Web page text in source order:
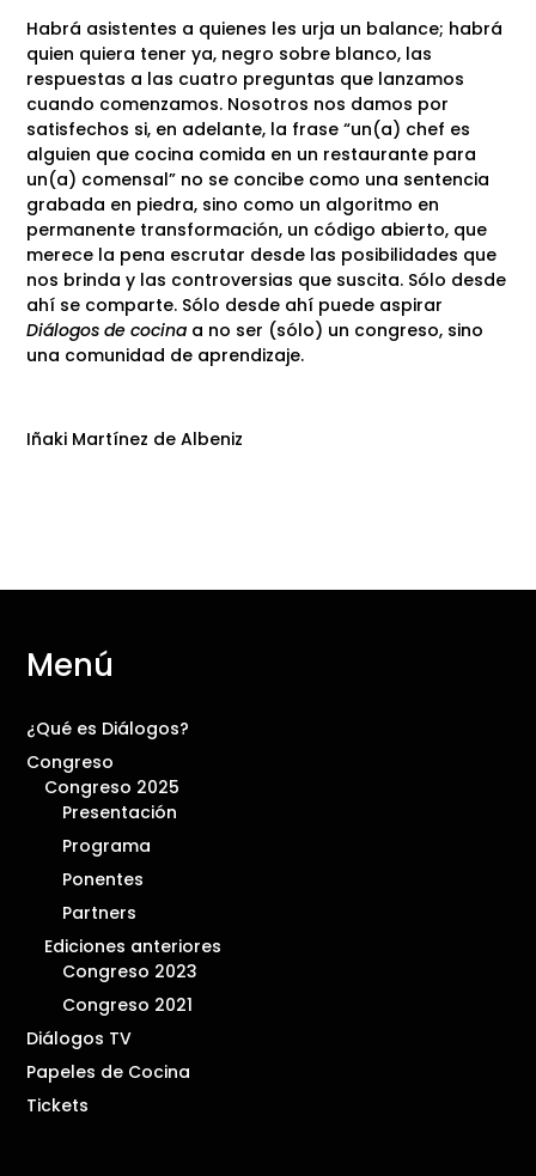
Habrá asistentes a quienes les urja un balance; habrá
quien quiera tener ya, negro sobre blanco, las
respuestas a las cuatro preguntas que lanzamos
cuando comenzamos. Nosotros nos damos por
satisfechos si, en adelante, la frase “un(a) chef es
alguien que cocina comida en un restaurante para
un(a) comensal” no se concibe como una sentencia
grabada en piedra, sino como un algoritmo en
permanente transformación, un código abierto, que
merece la pena escrutar desde las posibilidades que
nos brinda y las controversias que suscita. Sólo desde
ahí se comparte. Sólo desde ahí puede aspirar
Diálogos de cocina a no ser (sólo) un congreso, sino
una comunidad de aprendizaje.
Iñaki Martínez de Albeniz
Menú
¿Qué es Diálogos?
Congreso
Congreso 2025
Presentación
Programa
Ponentes
Partners
Ediciones anteriores
Congreso 2023
Congreso 2021
Diálogos TV
Papeles de Cocina
Tickets